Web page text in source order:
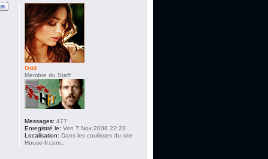
Odd
Membre du Staff
Messages: 477
Enregistré le: Ven 7 Nov 2008 22:23
Localisation: Dans les coulisses du site
House-fr.com..